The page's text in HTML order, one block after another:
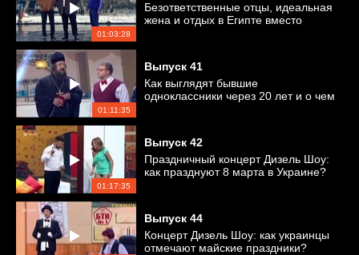
01:03:28
Безответственные отцы, идеальная
жена и отдых в Египте вместо
01:11:35
Выпуск 41
Как выглядят бывшие
одноклассники через 20 лет и о чем
01:17:35
Выпуск 42
Праздничный концерт Дизель Шоу:
как празднуют 8 марта в Украине?
Выпуск 44
Концерт Дизель Шоу: как украинцы
отмечают майские праздники?